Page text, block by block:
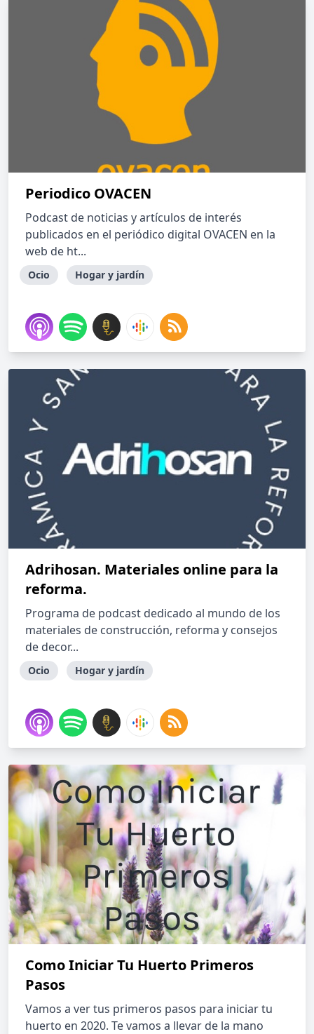
Periodico OVACEN
Podcast de noticias y artículos de interés
publicados en el periódico digital OVACEN en la
web de ht...
Ocio Hogar y jardín
Adrihosan. Materiales online para la
reforma.
Programa de podcast dedicado al mundo de los
materiales de construcción, reforma y consejos
de decor...
Ocio Hogar y jardín
Como Iniciar Tu Huerto Primeros
Pasos
Vamos a ver tus primeros pasos para iniciar tu
huerto en 2020. Te vamos a llevar de la mano